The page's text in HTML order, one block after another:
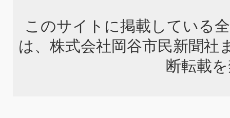
このサイトに掲載している
は、株式会社岡谷市民新聞社
断転載